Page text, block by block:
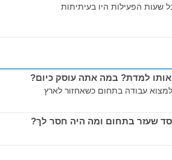
שעות הפעילות היו בעיתיתות
למדת? במה אתה עוסק כיום?
למצוא עבודה בתחום כשאחזור לארץ
שעזר בתחום ומה היה חסר לך?